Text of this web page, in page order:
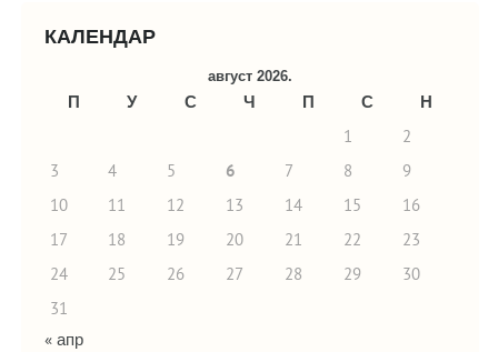
КАЛЕНДАР
август 2026.
П У С Ч П С
Н
1
2
3
4 5 6 7 8
9
10
11 12 13 14 15
16
17
18 19 20 21 22
23
24
25 26 27 28 29
30
31
« апр